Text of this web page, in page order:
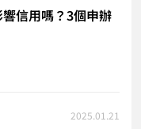
信用嗎？3個申辦
2025.01.21